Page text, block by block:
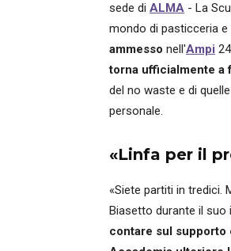
sede di ALMA - La
mondo di pasticceria
ammesso nell'Ampi
torna ufficialmente a
del no waste e di
personale.
«Linfa per il
«Siete partiti in tredici.
Biasetto durante il suo
contare sul supporto